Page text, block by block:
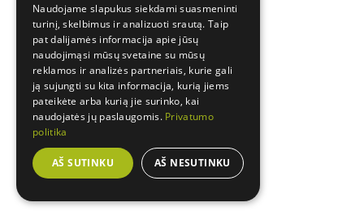
Naudojame slapukus siekdami suasmeninti
turinį, skelbimus ir analizuoti srautą. Taip
pat dalijamės informacija apie jūsų
naudojimąsi mūsų svetaine su mūsų
reklamos ir analizės partneriais, kurie gali
ją sujungti su kita informacija, kurią jiems
pateikėte arba kurią jie surinko, kai
naudojatės jų paslaugomis. Privatumo
politika
AŠ SUTINKU AŠ NESUTINKU